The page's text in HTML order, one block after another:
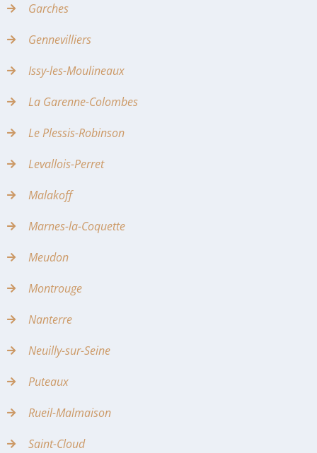
Garches
Gennevilliers
Issy-les-Moulineaux
La Garenne-Colombes
Le Plessis-Robinson
Levallois-Perret
Malakoff
Marnes-la-Coquette
Meudon
Montrouge
Nanterre
Neuilly-sur-Seine
Puteaux
Rueil-Malmaison
Saint-Cloud